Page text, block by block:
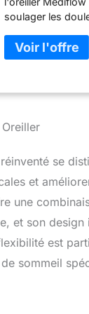
soulager les
de la qualité du
de l'oreiller
d'air élevé, cet
permettant
adaptatif et
d'ajouter ou
(doux, moyen ou
Approuvé par
recommandé
comme oreiller
sommeil.
se
et
une
et son
est
sommeil